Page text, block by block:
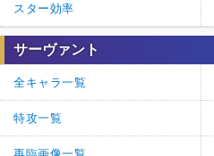
スター効率
サーヴァント
全キャラ一覧
特攻一覧